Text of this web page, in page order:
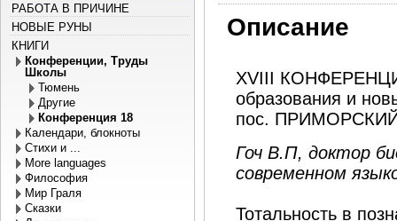
РАБОТА В ПРИЧИНЕ
НОВЫЕ РУНЫ
КНИГИ
Конференции, Труды
Школы
Тюмень
Другие
Конференция 18
Календари, блокноты
Стихи и ...
More languages
Философия
Мир Граля
Сказки
Описание
XVIII
образования и
пос. ПРИМОРСКИЙ,
Гоч B.П, доктор
современном
Тотальность в